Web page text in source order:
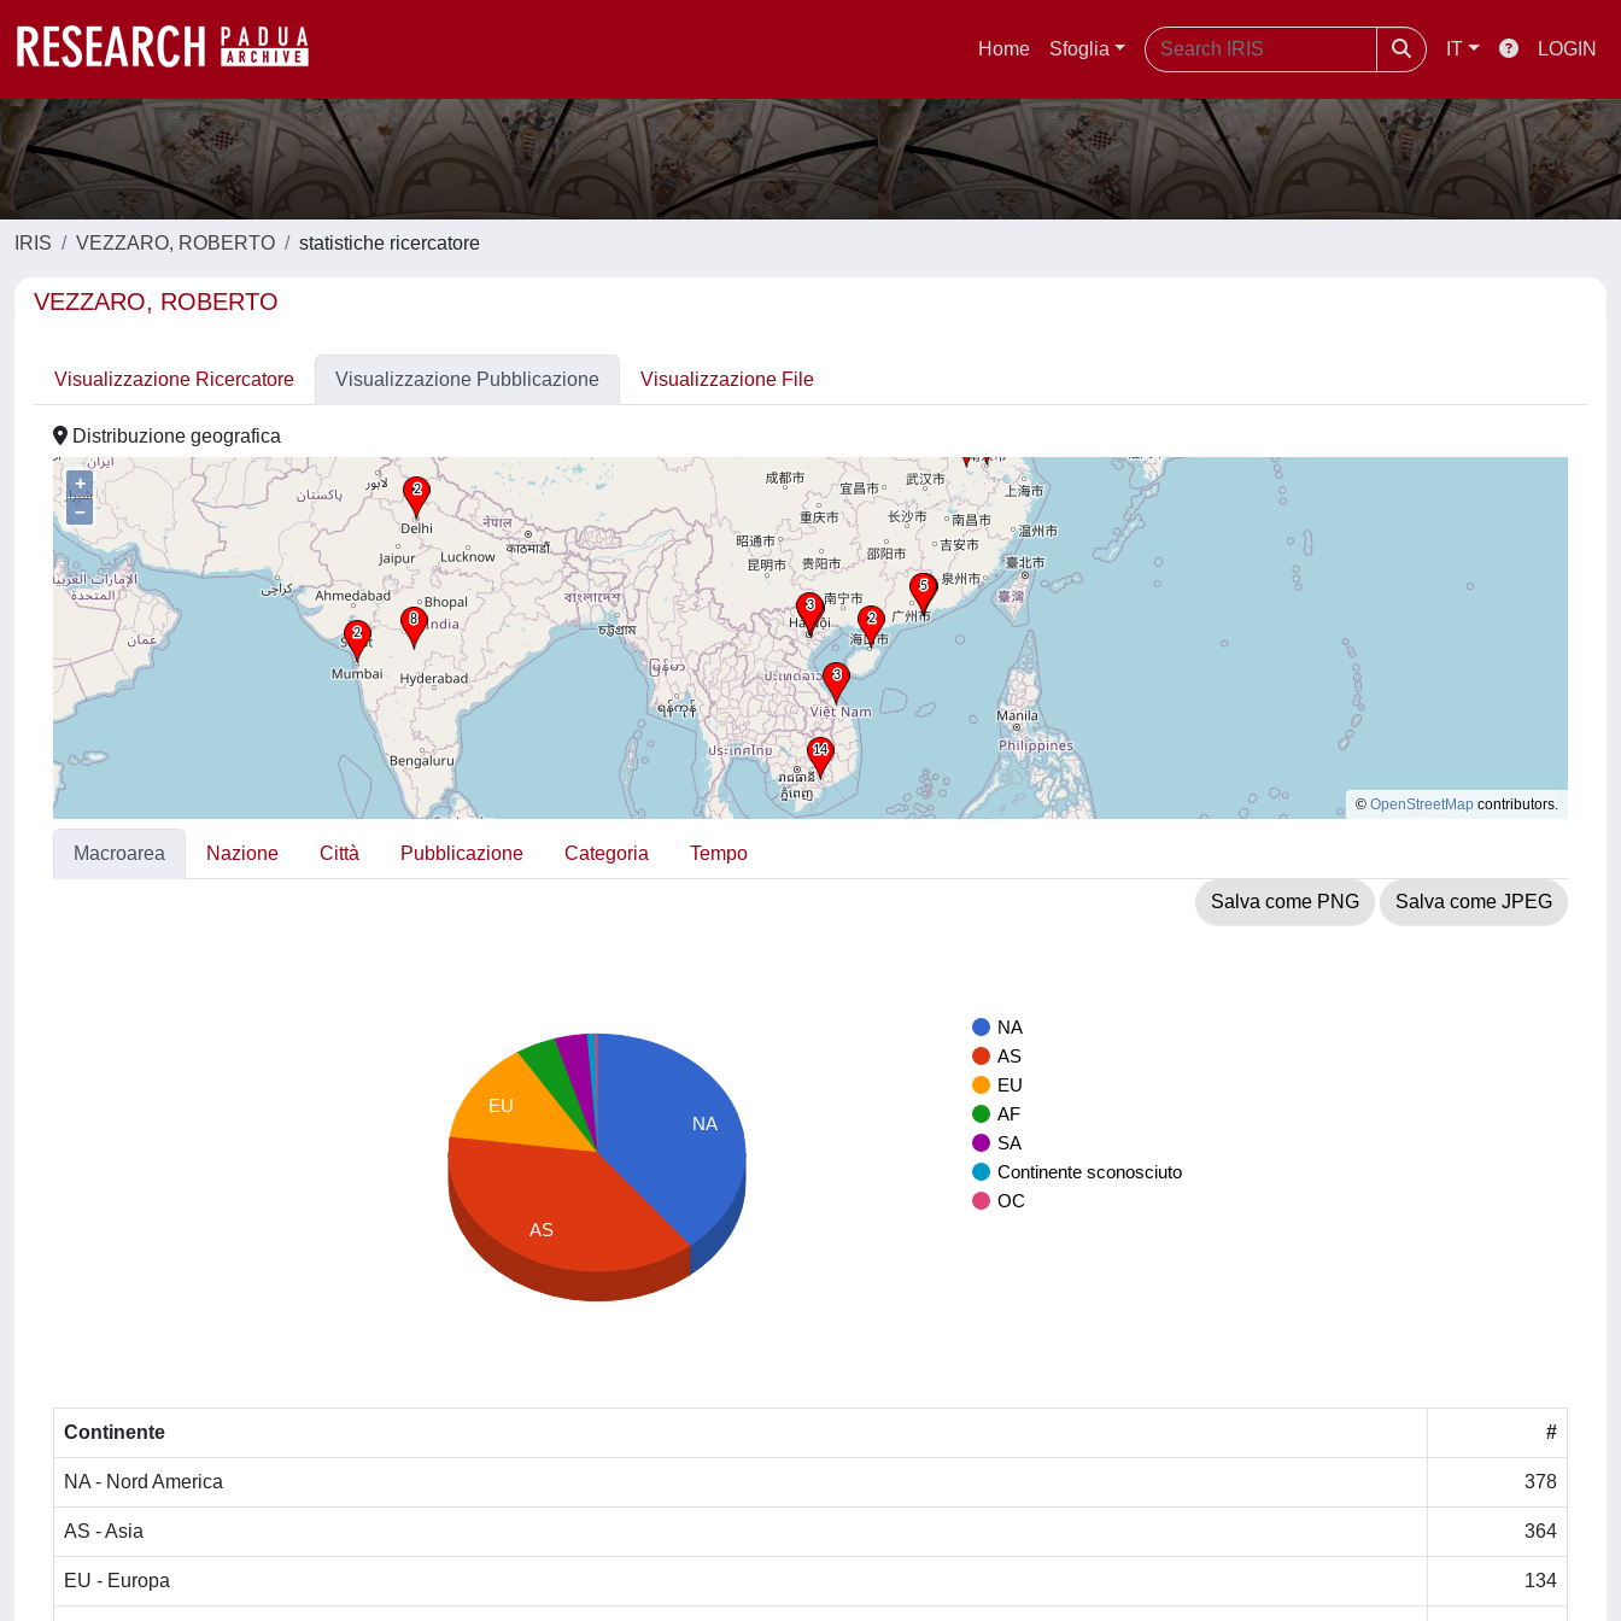
Home Sfoglia IT LOGIN
IRIS VEZZARO, ROBERTO statistiche ricercatore
VEZZARO, ROBERTO
Visualizzazione Ricercatore Visualizzazione Pubblicazione Visualizzazione File
Distribuzione geografica
+
–
© OpenStreetMap contributors.
Macroarea Nazione Città Pubblicazione Categoria Tempo
Salva come PNG Salva come JPEG
NA
AS
EU
AF
SA
Continente sconosciuto
OC
NA
EU
AS
Continente #
NA - Nord America 378
AS - Asia 364
EU - Europa 134